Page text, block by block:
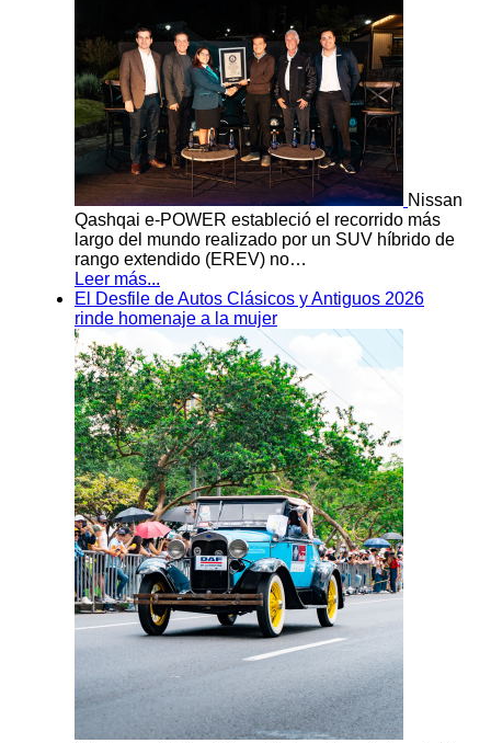
Nissan
Qashqai e-POWER estableció el recorrido más
largo del mundo realizado por un SUV híbrido de
rango extendido (EREV) no…
Leer más...
El Desfile de Autos Clásicos y Antiguos 2026
rinde homenaje a la mujer